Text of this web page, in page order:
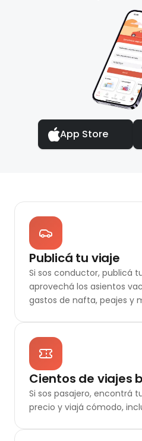
App Store
Publicá tu viaje
Si sos conductor, publicá
aprovechá los asientos
gastos de nafta, peajes y
Cientos de viajes
Si sos pasajero, encontrá
precio y viajá cómodo,